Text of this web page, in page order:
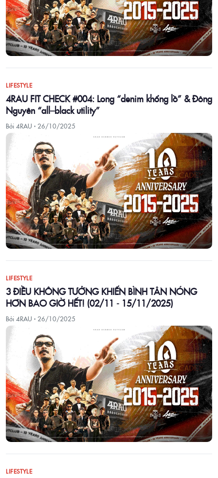
LIFESTYLE
4RAU FIT CHECK #004: Long “denim khổng lồ” & Đông
Nguyên “all–black utility”
Bởi 4RAU · 26/10/2025
LIFESTYLE
3 ĐIỀU KHÔNG TƯỞNG KHIẾN BÌNH TÂN NÓNG
HƠN BAO GIỜ HẾT! (02/11 - 15/11/2025)
Bởi 4RAU · 26/10/2025
LIFESTYLE